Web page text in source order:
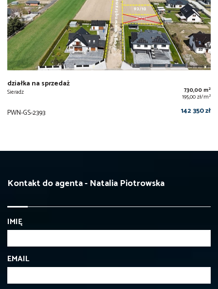
działka na sprzedaż
Sieradz 730,00 m2
195,00 zł/m2
PWN-GS-2393 142 350 zł
Kontakt do agenta - Natalia Piotrowska
IMIĘ
EMAIL